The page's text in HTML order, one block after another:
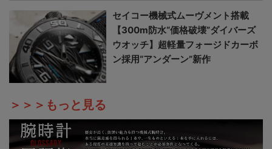
セイコー機械式ムーヴメント搭載
【300m防水“価格破壊”ダイバーズ
ウオッチ】超軽量フォージドカーボ
ン採用“アンダーン”新作
＞＞＞もっと見る